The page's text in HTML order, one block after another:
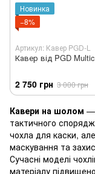
Новинка
−8%
Артикул: Кавер PGD-L
Кавер від PGD
2 750 грн 3 000 грн
Кавери на шолом —
тактичного
чохла для каски,
маскування та
Сучасні моделі
матеріалу